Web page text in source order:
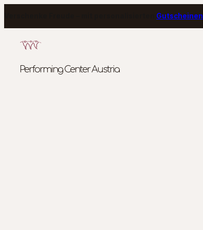
Gutscheinen
Performing Center Austria